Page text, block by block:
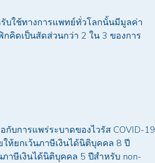
รับใช้ทางการแพทย์ทั่วโลกนั้นมีมูลค่า
คิดเป็นสัดส่วนกว่า 2 ใน 3 ของการ
บการแพร่ระบาดของไวรัส COVID-19
ห้ยกเว้นภาษีเงินได้นิติบุคคล 8 ปี
ภาษีเงินได้นิติบุคคล 5 ปีสำหรับ non-